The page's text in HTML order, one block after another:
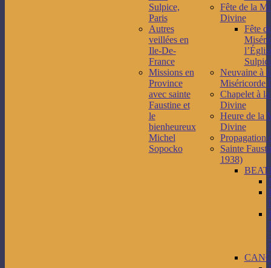
Sulpice,
Paris
Autres
veillées en
Ile-De-
France
Missions en
Province
avec sainte
Faustine et
le
bienheureux
Michel
Sopocko
Fête de la
Divine
Fête
Neuvaine à
Miséricorde
Chapelet à
Divine
Heure de la
Divine
Propagation
Sainte
1938)